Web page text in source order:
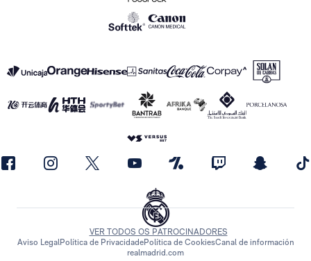
VER TODOS OS PATROCINADORES
Aviso LegalPolítica de PrivacidadePolítica de CookiesCanal de información
realmadrid.com